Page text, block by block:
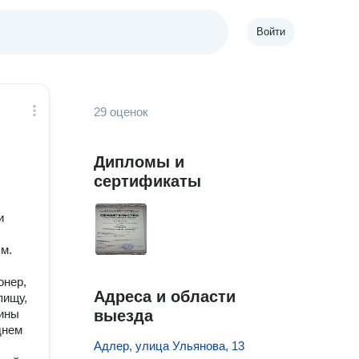
Войти
29 оценок
Дипломы и
сертификаты
Адреса и области
выезда
Адлер, улица Ульянова, 13